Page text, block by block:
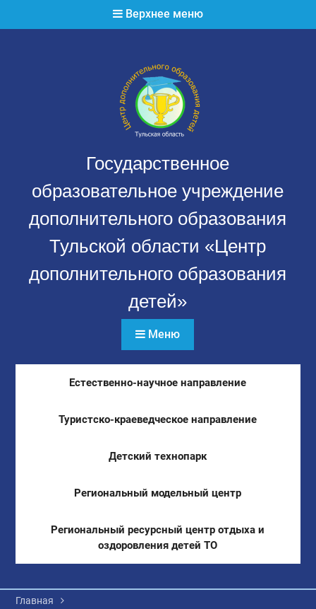
Верхнее меню
Государственное
образовательное учреждение
дополнительного образования
Тульской области «Центр
дополнительного образования
детей»
Меню
Естественно-научное направление
Туристско-краеведческое направление
Детский технопарк
Региональный модельный центр
Региональный ресурсный центр отдыха и
оздоровления детей ТО
Главная